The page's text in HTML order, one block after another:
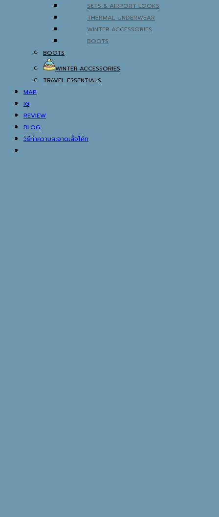
SETS & AIRPORT LOOKS
THERMAL UNDERWEAR
WINTER ACCESSORIES
BOOTS
BOOTS
WINTER ACCESSORIES
TRAVEL ESSENTIALS
MAP
IG
REVIEW
BLOG
วิธีทำความสะอาดเสื้อโค้ท